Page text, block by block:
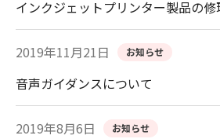
インクジェットプリンター製品の
2019年11月21日 お知らせ
音声ガイダンスについて
2019年8月6日 お知らせ